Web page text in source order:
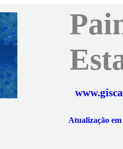
Atualização